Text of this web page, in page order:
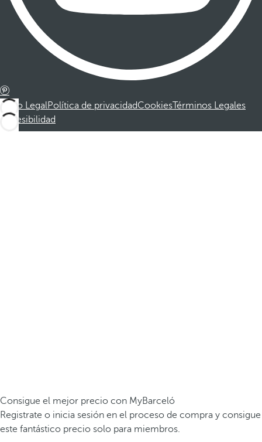
Aviso LegalPolítica de privacidadCookiesTérminos Legales
Accesibilidad
Consigue el mejor precio con MyBarceló
Registrate o inicia sesión en el proceso de compra y consigue
este fantástico precio solo para miembros.